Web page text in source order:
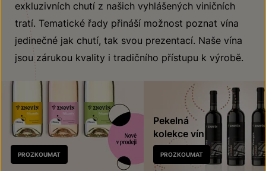
exkluzivních chutí z našich vyhlášených viničních
tratí. Tematické řady přináší možnost poznat vína
jedinečné jak chutí, tak svou prezentací. Naše vína
jsou zárukou kvality i tradičního přístupu k výrobě.
Nově
v prodeji
PROZKOUMAT
Pekelná
kolekce vín
PROZKOUMAT